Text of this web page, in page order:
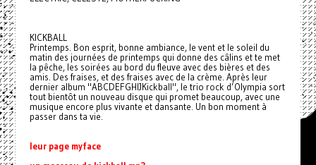
KICKBALL
Printemps. Bon esprit, bonne ambiance, le vent et le soleil du
matin des journées de printemps qui donne des câlins et te met
la pêche, les soirées au bord du fleuve avec des bières et des
amis. Des fraises, et des fraises avec de la crème. Après leur
dernier album "ABCDEFGHIJKickball", le trio rock d’Olympia sort
tout bientôt un nouveau disque qui promet beaucoup, avec une
musique encore plus vivante et dansante. Un bon moment à
passer dans ta vie.
leur page myface